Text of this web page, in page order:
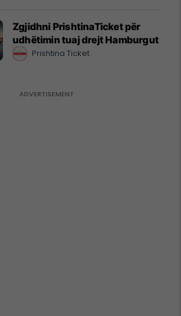
Zgjidhni PrishtinaTicket për
udhëtimin tuaj drejt Hamburgut
Prishtina Ticket